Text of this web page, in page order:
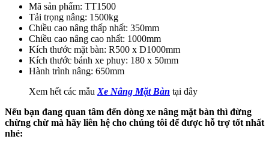
Mã sản phẩm: TT1500
Tải trọng nâng: 1500kg
Chiều cao nâng thấp nhất: 350mm
Chiều cao nâng cao nhất: 1000mm
Kích thước mặt bàn: R500 x D1000mm
Kích thước bánh xe phuy: 180 x 50mm
Hành trình nâng: 650mm
Xem hết các mẫu Xe Nâng Mặt Bàn tại đây
Nếu bạn đang quan tâm đến dòng xe nâng mặt bàn thì đừng
chừng chừ mà hãy liên hệ cho chúng tôi để được hỗ trợ tốt nhất
nhé: